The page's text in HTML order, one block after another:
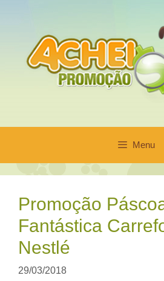
conteúdo
Menu
Promoção
Fantástica
Nestlé
29/03/2018